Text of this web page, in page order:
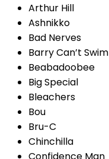
Arthur Hill
Ashnikko
Bad Nerves
Barry Can’t Swim
Beabadoobee
Big Special
Bleachers
Bou
Bru-C
Chinchilla